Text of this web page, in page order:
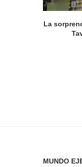
La
MUNDO